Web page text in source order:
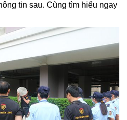
tin sau. Cùng tìm hiểu ngay